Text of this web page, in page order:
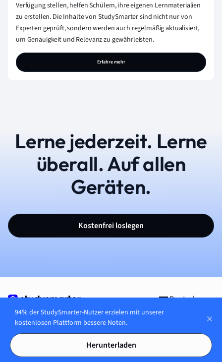
Verfügung stellen, helfen Schülern, ihre eigenen Lernmaterialien
zu erstellen. Die Inhalte von StudySmarter sind nicht nur von
Experten geprüft, sondern werden auch regelmäßig aktualisiert,
um Genauigkeit und Relevanz zu gewährleisten.
Erfahre mehr
Lerne jederzeit. Lerne
überall. Auf allen
Geräten.
Kostenfrei loslegen
Deutsch
94% der StudySmarter-Nutzer erzielen mit unserer
kostenlosen Plattform bessere Noten.
Herunterladen